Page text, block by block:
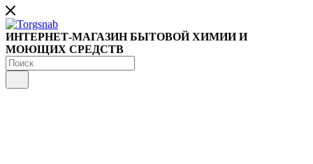
ИНТЕРНЕТ-МАГАЗИН БЫТОВОЙ ХИМИИ И
МОЮЩИХ СРЕДСТВ